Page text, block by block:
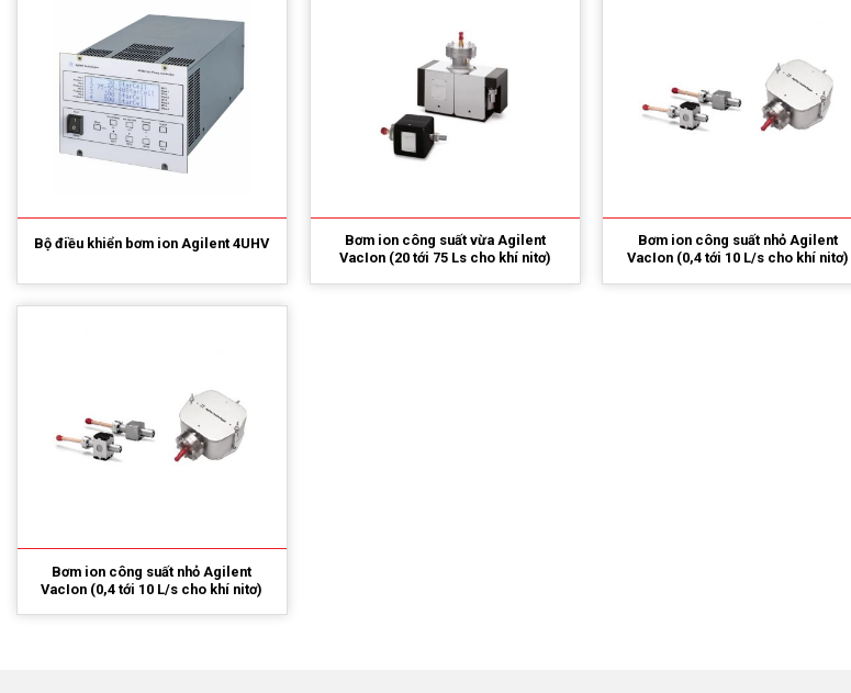
Bộ điều khiển bơm ion Agilent 4UHV
Bơm ion công suất vừa Agilent
VacIon (20 tới 75 Ls cho khí nitơ)
Bơm ion công suất nhỏ Agilent
VacIon (0,4 tới 10 L/s cho khí nitơ)
Bơm ion công suất nhỏ Agilent
VacIon (0,4 tới 10 L/s cho khí nitơ)